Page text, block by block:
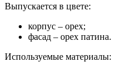
Выпускается в цвете:
корпус – орех;
фасад – орех патина.
Используемые материалы: